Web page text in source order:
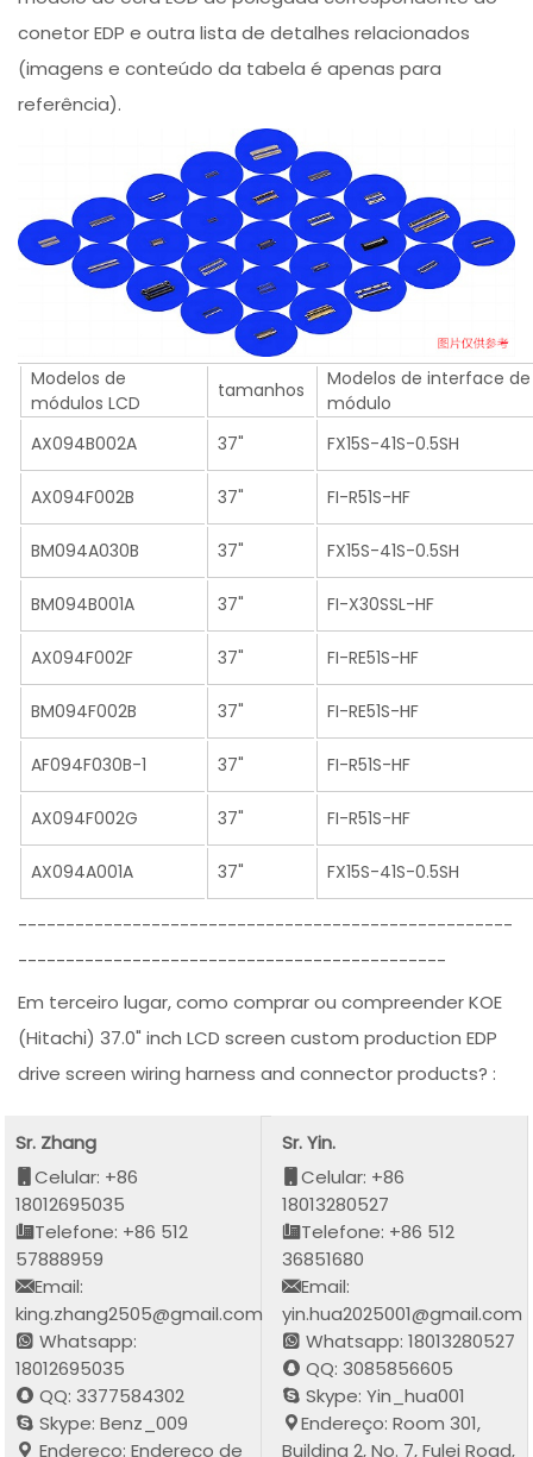
conetor EDP e outra lista de detalhes relacionados
(imagens e conteúdo da tabela é apenas para
referência).
Modelos de
módulos LCD
tamanhos
Modelos de interface
módulo
AX094B002A
37" FX15S-41S-0.5SH
AX094F002B 37" FI-R51S-HF
BM094A030B 37" FX15S-41S-0.5SH
BM094B001A 37" FI-X30SSL-HF
AX094F002F 37" FI-RE51S-HF
BM094F002B 37" FI-RE51S-HF
AF094F030B-1 37" FI-R51S-HF
AX094F002G 37" FI-R51S-HF
AX094A001A 37" FX15S-41S-0.5SH
----------------------------------------------------
---------------------------------------------
Em terceiro lugar, como comprar ou compreender KOE
(Hitachi) 37.0" inch LCD screen custom production EDP
drive screen wiring harness and connector products? :
Sr. Zhang
Celular: +86
18012695035
Telefone: +86 512
57888959
Email:
king.zhang2505@gmail.com
Whatsapp:
18012695035
QQ: 3377584302
Skype: Benz_009
Endereço: Endereço de
Sr. Yin.
Celular: +86
18013280527
Telefone: +86 512
36851680
Email:
yin.hua2025001@gmail.com
Whatsapp: 18013280527
QQ: 3085856605
Skype: Yin_hua001
Endereço: Room 301,
Building 2, No. 7, Fulei Road,